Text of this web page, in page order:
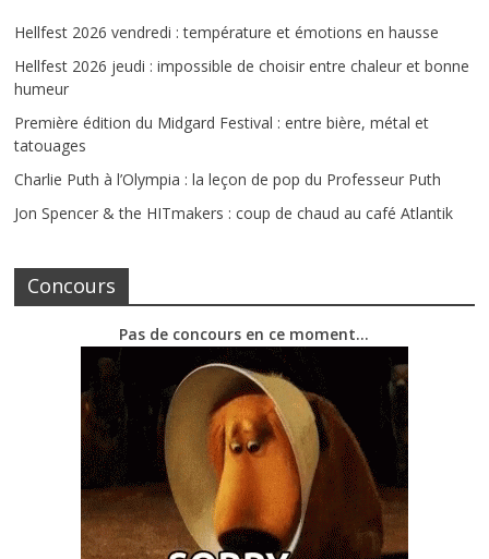
Hellfest 2026 vendredi : température et émotions en hausse
Hellfest 2026 jeudi : impossible de choisir entre chaleur et bonne
humeur
Première édition du Midgard Festival : entre bière, métal et
tatouages
Charlie Puth à l’Olympia : la leçon de pop du Professeur Puth
Jon Spencer & the HITmakers : coup de chaud au café Atlantik
Concours
Pas de concours en ce moment…